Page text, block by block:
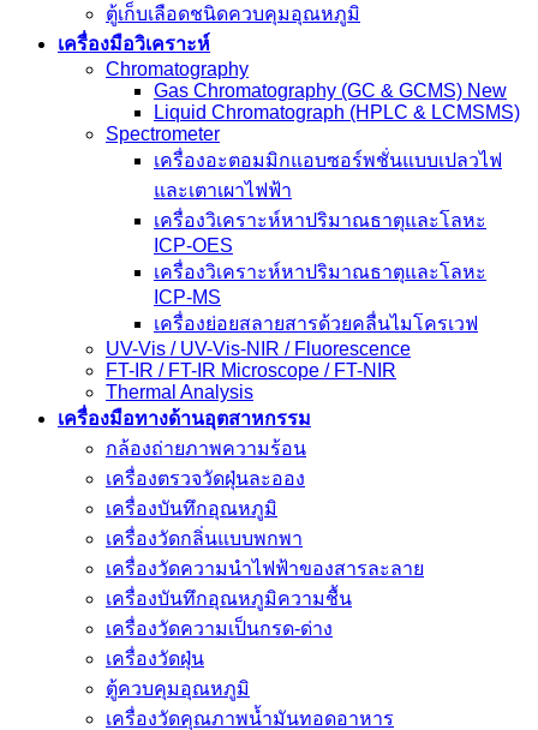
ตู้เก็บเลือดชนิดควบคุมอุณหภูมิ
เครื่องมือวิเคราะห์
Chromatography
Gas Chromatography (GC & GCMS) New
Liquid Chromatograph (HPLC & LCMSMS)
Spectrometer
เครื่องอะตอมมิกแอบซอร์พชั่นแบบเปลวไฟ
และเตาเผาไฟฟ้า
เครื่องวิเคราะห์หาปริมาณธาตุและโลหะ
ICP-OES
เครื่องวิเคราะห์หาปริมาณธาตุและโลหะ
ICP-MS
เครื่องย่อยสลายสารด้วยคลื่นไมโครเวฟ
UV-Vis / UV-Vis-NIR / Fluorescence
FT-IR / FT-IR Microscope / FT-NIR
Thermal Analysis
เครื่องมือทางด้านอุตสาหกรรม
กล้องถ่ายภาพความร้อน
เครื่องตรวจวัดฝุ่นละออง
เครื่องบันทึกอุณหภูมิ
เครื่องวัดกลิ่นแบบพกพา
เครื่องวัดความนําไฟฟ้าของสารละลาย
เครื่องบันทึกอุณหภูมิความชื้น
เครื่องวัดความเป็นกรด-ด่าง
เครื่องวัดฝุ่น
ตู้ควบคุมอุณหภูมิ
เครื่องวัดคุณภาพน้ำมันทอดอาหาร